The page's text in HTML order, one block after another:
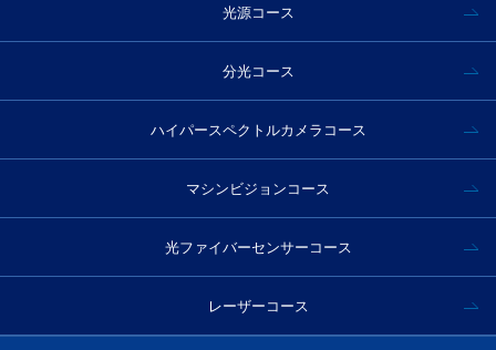
光源コース
分光コース
ハイパースペクトルカメラコース
マシンビジョンコース
光ファイバーセンサーコース
レーザーコース